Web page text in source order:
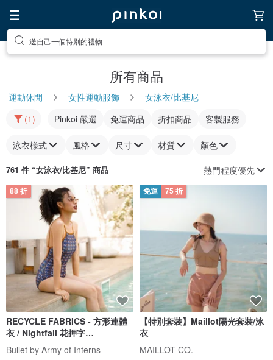
送自己一個特別的禮物
所有商品
運動休閒 女性運動服飾
女泳衣/比基尼
(1)
Pinkoi 嚴選 免運商品 折扣商品 客製服務
泳衣樣式 風格 尺寸 材質 顏色
761 件 “女泳衣/比基尼” 商品 熱門程度優先
88 折
RECYCLE FABRICS - 方形連體
衣 / Nightfall 花押字
BLT064NIGH
Bullet by Army of Interns
免運 75 折
【特別套裝】Maillot陽光套裝/泳
衣
MAILLOT CO.